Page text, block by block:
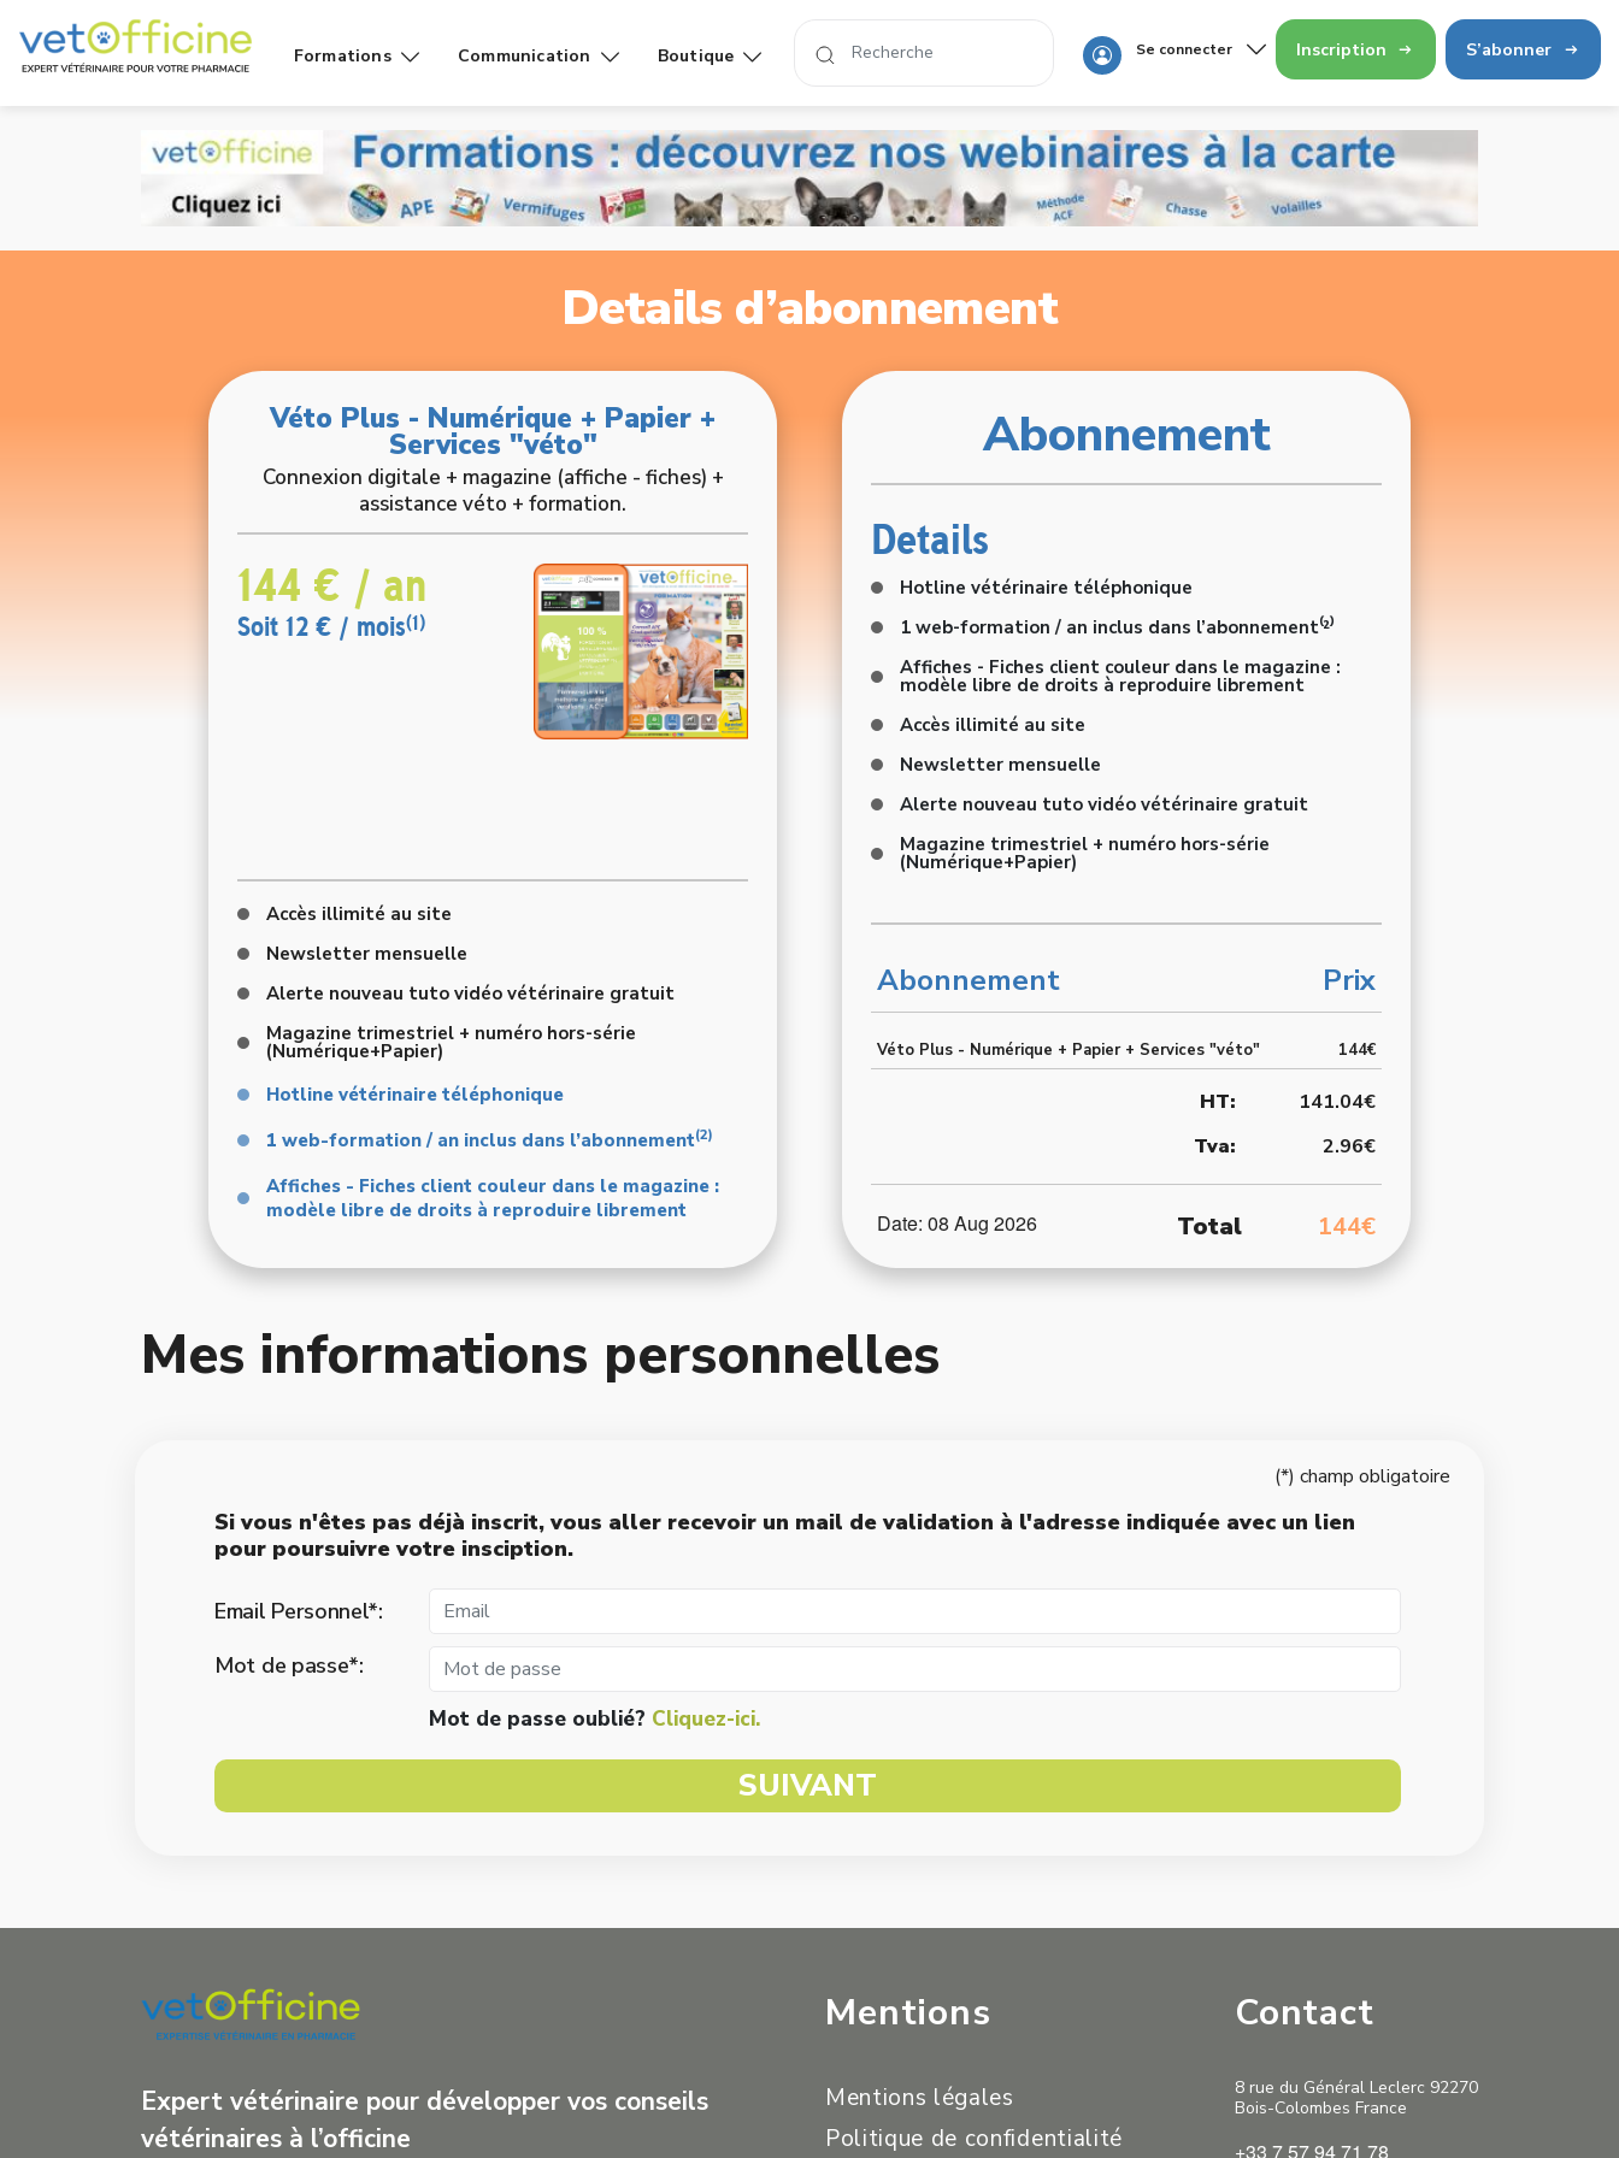
Formations
Conseils
Cas de
comptoir
Produits
Communication
Affiches
Fiches
Vidéos grand
public
Boutique
Affiches
Livres
Se connecter Inscription S’abonner
Details d’abonnement
Véto Plus - Numérique + Papier +
Services "véto"
Connexion digitale + magazine (affiche - fiches) +
assistance véto + formation.
144 € / an
Soit 12 € / mois(1)
Accès illimité au site
Newsletter mensuelle
Alerte nouveau tuto vidéo vétérinaire gratuit
Magazine trimestriel + numéro hors-série
(Numérique+Papier)
Hotline vétérinaire téléphonique
1 web-formation / an inclus dans l’abonnement(2)
Affiches - Fiches client couleur dans le magazine :
modèle libre de droits à reproduire librement
Abonnement
Details
Hotline vétérinaire téléphonique
1 web-formation / an inclus dans l’abonnement⁽²⁾
Affiches - Fiches client couleur dans le magazine :
modèle libre de droits à reproduire librement
Accès illimité au site
Newsletter mensuelle
Alerte nouveau tuto vidéo vétérinaire gratuit
Magazine trimestriel + numéro hors-série
(Numérique+Papier)
Abonnement Prix
Véto Plus - Numérique + Papier + Services "véto" 144€
HT:
141.04€
Tva:
2.96€
Date: 08 Aug 2026 Total 144€
Mes informations personnelles
(*) champ obligatoire
Si vous n'êtes pas déjà inscrit, vous aller recevoir un mail de validation à l'adresse indiquée avec un lien
pour poursuivre votre insciption.
Email Personnel*:
Mot de passe*:
Mot de passe oublié? Cliquez-ici.
SUIVANT
Expert vétérinaire pour développer vos conseils
vétérinaires à l’officine
Mentions
Mentions légales
Politique de confidentialité
Contact
8 rue du Général Leclerc 92270
Bois-Colombes France
+33 7 57 94 71 78